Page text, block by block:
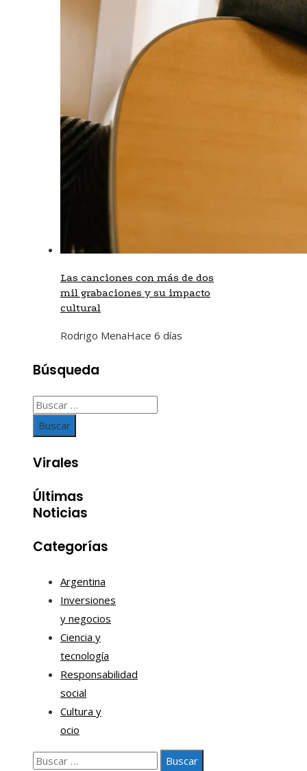
Las canciones con más de dos
mil grabaciones y su impacto
cultural
Rodrigo MenaHace 6 días
Búsqueda
Buscar:
Virales
Últimas
Noticias
Categorías
Argentina
Inversiones
y negocios
Ciencia y
tecnología
Responsabilidad
social
Cultura y
ocio
Buscar: